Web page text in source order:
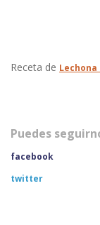
Receta de
Puedes
facebook
twitter